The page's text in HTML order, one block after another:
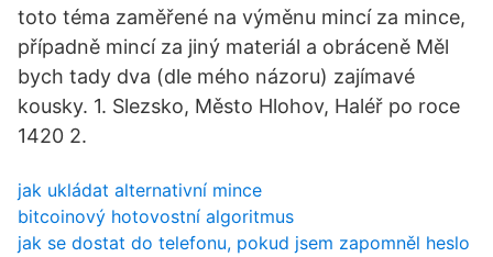
toto téma zaměřené na výměnu mincí za mince,
případně mincí za jiný materiál a obráceně Měl
bych tady dva (dle mého názoru) zajímavé
kousky. 1. Slezsko, Město Hlohov, Haléř po roce
1420 2.
jak ukládat alternativní mince
bitcoinový hotovostní algoritmus
jak se dostat do telefonu, pokud jsem zapomněl heslo